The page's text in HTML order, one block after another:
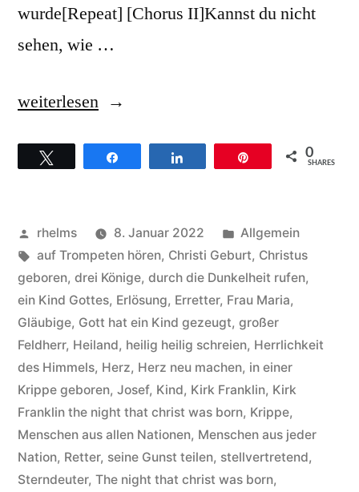
wurde[Repeat] [Chorus II]Kannst du nicht
sehen, wie …
„Kirk
–
zum
Titel
The
night
that
christ
was
born“
weiterlesen
0
SHARES
Veröffentlicht
von
rhelms 8. Januar 2022
Veröffentlicht
unter
Allgemein
Schlagwörter:
auf Trompeten hören, Christi Geburt, Christus
geboren, drei Könige, durch die Dunkelheit rufen,
ein Kind Gottes, Erlösung, Erretter, Frau Maria,
Gläubige, Gott hat ein Kind gezeugt, großer
Feldherr, Heiland, heilig heilig schreien, Herrlichkeit
des Himmels, Herz, Herz neu machen, in einer
Krippe geboren, Josef, Kind, Kirk Franklin, Kirk
Franklin the night that christ was born, Krippe,
Menschen aus allen Nationen, Menschen aus jeder
Nation, Retter, seine Gunst teilen, stellvertretend,
Sterndeuter, The night that christ was born,